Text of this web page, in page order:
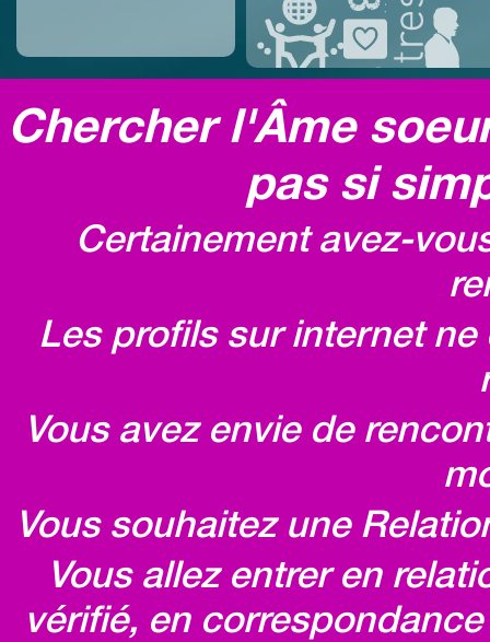
Chercher l'Âme
pas si
Certainement avez-
Les profils sur internet
Vous avez envie de
Vous souhaitez une
Vous allez entrer en
vérifié, en